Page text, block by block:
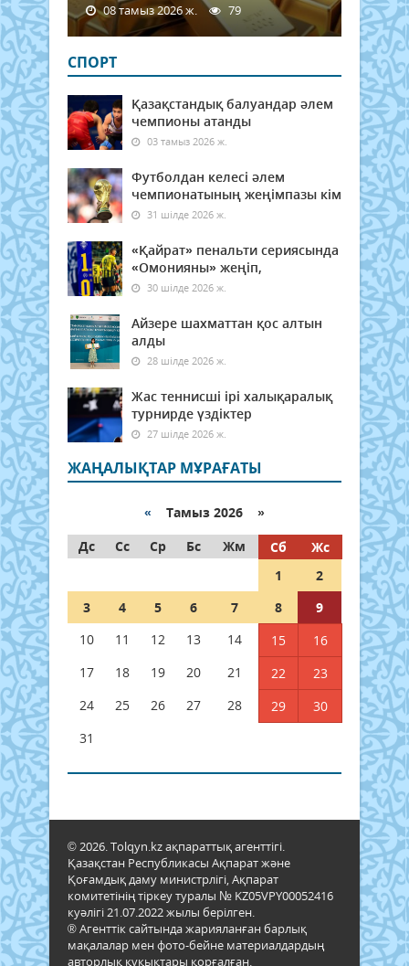
08 тамыз 2026 ж. 79
СПОРТ
Қазақстандық балуандар әлем
чемпионы атанды
03 тамыз 2026 ж.
Футболдан келесі әлем
чемпионатының жеңімпазы кім
31 шілде 2026 ж.
«Қайрат» пенальти сериясында
«Омонияны» жеңіп,
30 шілде 2026 ж.
Айзере шахматтан қос алтын
алды
28 шілде 2026 ж.
Жас теннисші ірі халықаралық
турнирде үздіктер
27 шілде 2026 ж.
ЖАҢАЛЫҚТАР МҰРАҒАТЫ
« Тамыз 2026 »
Дс
Сс Ср Бс Жм Сб
Жс
1
2
3
4 5 6 7 8
9
10
11 12 13 14 15
16
17
18 19 20 21 22
23
24
25 26 27 28 29
30
31
© 2026. Tolqyn.kz ақпараттық агенттігі.
Қазақстан Республикасы Ақпарат және
Қоғамдық даму министрлігі, Ақпарат
комитетінің тіркеу туралы № KZ05VPY00052416
куәлігі 21.07.2022 жылы берілген.
® Агенттік сайтында жарияланған барлық
мақалалар мен фото-бейне материалдардың
авторлық құқықтары қорғалған.